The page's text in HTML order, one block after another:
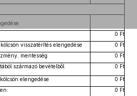
0 Ft
visszatérítés elengedése
0 Ft
mentesség
0 Ft
származó bevételből
0 Ft
elengedése
0 Ft
0 Ft